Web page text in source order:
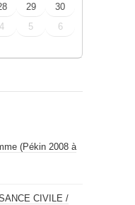
29
30
4 5 6
(Pékin 2008 à
CIVILE /